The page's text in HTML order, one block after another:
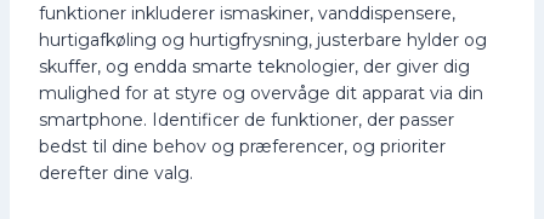
funktioner inkluderer ismaskiner, vanddispensere,
hurtigafkøling og hurtigfrysning, justerbare hylder og
skuffer, og endda smarte teknologier, der giver dig
mulighed for at styre og overvåge dit apparat via din
smartphone. Identificer de funktioner, der passer
bedst til dine behov og præferencer, og prioriter
derefter dine valg.